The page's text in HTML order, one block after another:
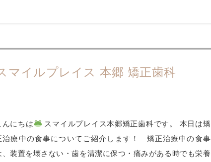
イルプレイス 本郷 矯正歯科
んにちは
スマイルプレイス本郷矯正歯科です。 本日は矯
治療中の食事についてご紹介します！ 矯正治療中の食事
、装置を壊さない・歯を清潔に保つ・痛みがある時でも栄養